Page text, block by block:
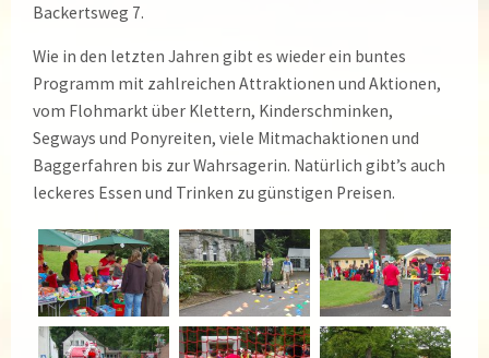
Backertsweg 7.
Wie in den letzten Jahren gibt es wieder ein buntes
Programm mit zahlreichen Attraktionen und Aktionen,
vom Flohmarkt über Klettern, Kinderschminken,
Segways und Ponyreiten, viele Mitmachaktionen und
Baggerfahren bis zur Wahrsagerin. Natürlich gibt’s auch
leckeres Essen und Trinken zu günstigen Preisen.